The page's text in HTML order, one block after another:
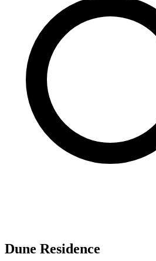
Dune Residence